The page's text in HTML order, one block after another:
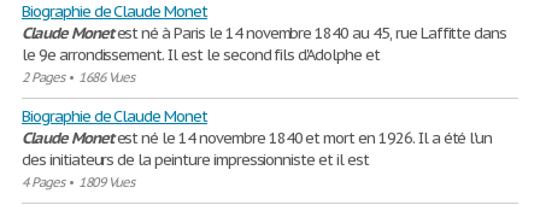
Biographie de Claude Monet
Claude Monetest né à Paris le 14 novembre 1840 au 45, rue Laffitte dans
le 9e arrondissement. Il est le second fils d'Adolphe et
2 Pages• 1686 Vues
Biographie de Claude Monet
Claude Monetest né le 14 novembre 1840 et mort en 1926. Il a été l'un
des initiateurs de la peinture impressionniste et il est
4 Pages• 1809 Vues